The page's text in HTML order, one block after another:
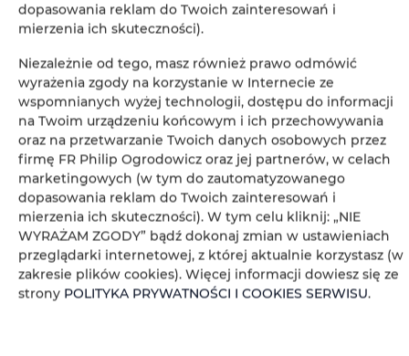
Suszarka do włosów
Żelazko
Szafa / garderoba
Sprzęt do prasowania
Część wypoczynkowa
Prywatna łazienka
Bezpłatny zestaw kosmetyków
dopasowania reklam do Twoich zainteresowań i
mierzenia ich skuteczności).
Niezależnie od tego, masz również prawo odmówić
wyrażenia zgody na korzystanie w Internecie ze
wspomnianych wyżej technologii, dostępu do informacji
na Twoim urządzeniu końcowym i ich przechowywania
oraz na przetwarzanie Twoich danych osobowych przez
firmę FR Philip Ogrodowicz oraz jej partnerów, w celach
marketingowych (w tym do zautomatyzowanego
dopasowania reklam do Twoich zainteresowań i
mierzenia ich skuteczności). W tym celu kliknij: „NIE
WYRAŻAM ZGODY” bądź dokonaj zmian w ustawieniach
przeglądarki internetowej, z której aktualnie korzystasz (w
zakresie plików cookies). Więcej informacji dowiesz się ze
strony POLITYKA PRYWATNOŚCI I COOKIES SERWISU.